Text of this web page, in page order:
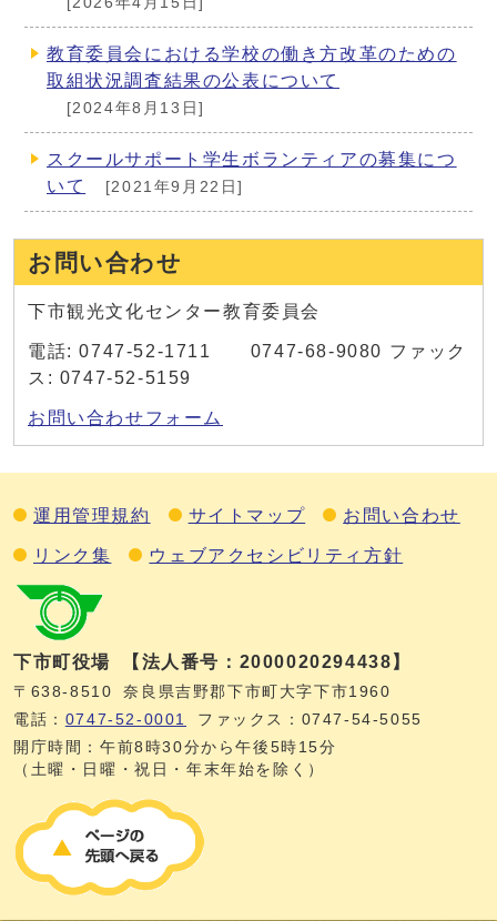
教育委員会における学校の働き方改革のための
取組状況調査結果の公表について
[2024年8月13日]
スクールサポート学生ボランティアの募集につ
いて
[2021年9月22日]
お問い合わせ
下市観光文化センター教育委員会
電話: 0747-52-1711 0747-68-9080 ファック
ス: 0747-52-5159
お問い合わせフォーム
運用管理規約 サイトマップ お問い合わせ
リンク集 ウェブアクセシビリティ方針
下市町役場 【法人番号：2000020294438】
〒638-8510
奈良県吉野郡下市町大字下市1960
電話： 0747‐52‐0001
ファックス：0747‐54‐5055
開庁時間：午前8時30分から午後5時15分
（土曜・日曜・祝日・年末年始を除く）